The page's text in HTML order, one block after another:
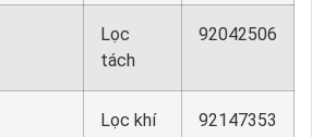
Lọc
tách
92042506
Lọc khí 92147353